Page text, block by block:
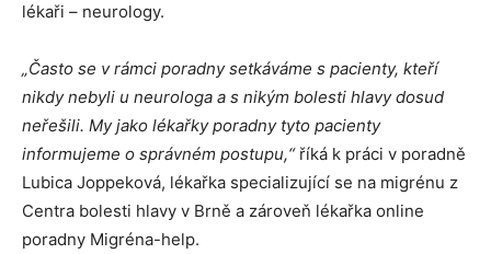
lékaři – neurology.
„Často se v rámci poradny setkáváme s pacienty, kteří
nikdy nebyli u neurologa a s nikým bolesti hlavy dosud
neřešili. My jako lékařky poradny tyto pacienty
informujeme o správném postupu,“ říká k práci v poradně
Lubica Joppeková, lékařka specializující se na migrénu z
Centra bolesti hlavy v Brně a zároveň lékařka online
poradny Migréna-help.